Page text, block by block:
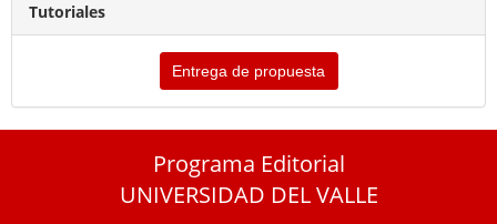
Tutoriales
Entrega de propuesta
Programa Editorial
UNIVERSIDAD DEL VALLE